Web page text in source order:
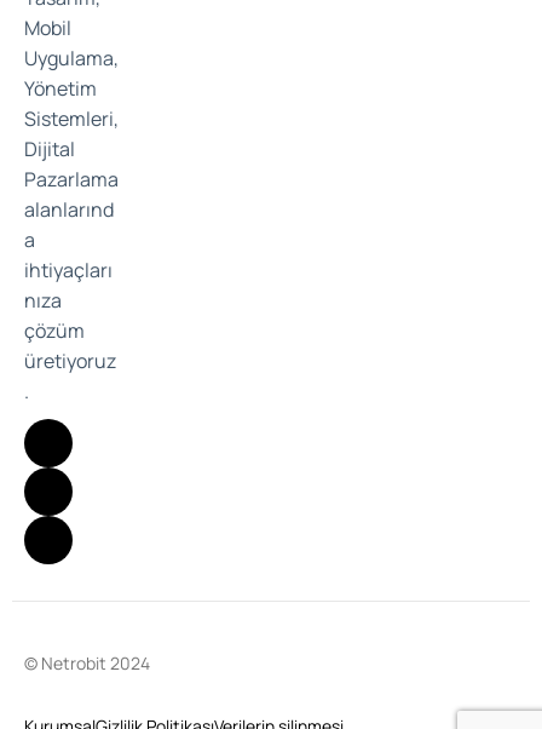
Mobil
Uygulama,
Yönetim
Sistemleri,
Dijital
Pazarlama
alanlarınd
a
ihtiyaçları
nıza
çözüm
üretiyoruz
.
© Netrobit 2024